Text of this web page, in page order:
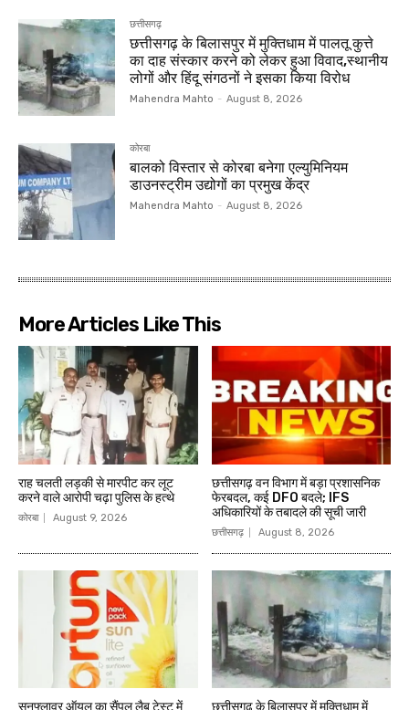
छत्तीसगढ़
छत्तीसगढ़ के बिलासपुर में मुक्तिधाम में पालतू कुत्ते
का दाह संस्कार करने को लेकर हुआ विवाद,स्थानीय
लोगों और हिंदू संगठनों ने इसका किया विरोध
Mahendra Mahto - August 8, 2026
कोरबा
बालको विस्तार से कोरबा बनेगा एल्युमिनियम
डाउनस्ट्रीम उद्योगों का प्रमुख केंद्र
Mahendra Mahto - August 8, 2026
More Articles Like This
राह चलती लड़की से मारपीट कर लूट
करने वाले आरोपी चढ़ा पुलिस के हत्थे
कोरबा August 9, 2026
छत्तीसगढ़ वन विभाग में बड़ा प्रशासनिक
फेरबदल, कई DFO बदले; IFS
अधिकारियों के तबादले की सूची जारी
छत्तीसगढ़ August 8, 2026